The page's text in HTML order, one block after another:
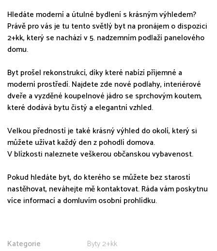
Hledáte moderní a útulné bydlení s krásným výhledem?
Právě pro vás je tu tento světlý byt na pronájem o dispozici
2+kk, který se nachází v 5. nadzemním podlaží panelového
domu.
Byt prošel rekonstrukcí, díky které nabízí příjemné a
moderní prostředí. Najdete zde nové podlahy, interiérové
dveře a vyzděné koupelnové jádro se sprchovým koutem,
které dodává bytu čistý a elegantní vzhled.
Velkou předností je také krásný výhled do okolí, který si
můžete užívat každý den z pohodlí domova.
V blízkosti naleznete veškerou občanskou vybavenost.
Pokud hledáte byt, do kterého se můžete bez starostí
nastěhovat, neváhejte mě kontaktovat. Ráda vám poskytnu
více informací a domluvím osobní prohlídku.
Kategorie
Byty 2+kk